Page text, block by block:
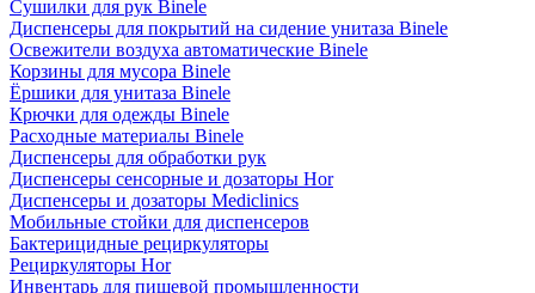
Сушилки для рук Binele
Диспенсеры для покрытий на сидение унитаза Binele
Освежители воздуха автоматические Binele
Корзины для мусора Binele
Ёршики для унитаза Binele
Крючки для одежды Binele
Расходные материалы Binele
Диспенсеры для обработки рук
Диспенсеры сенсорные и дозаторы Hor
Диспенсеры и дозаторы Mediclinics
Мобильные стойки для диспенсеров
Бактерицидные рециркуляторы
Рециркуляторы Hor
Инвентарь для пищевой промышленности